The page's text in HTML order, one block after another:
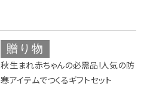
贈り物
秋生まれ赤ちゃんの必需品!人気の防
寒アイテムでつくるギフトセット